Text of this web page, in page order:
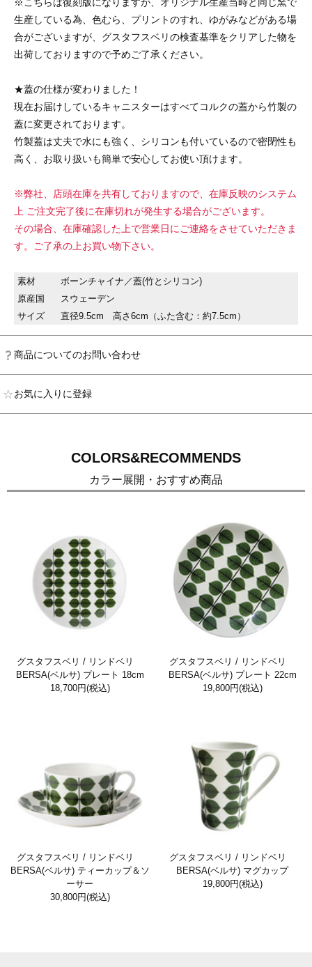
生産している為、色むら、プリントのすれ、ゆがみなどがある場
合がございますが、グスタフスベリの検査基準をクリアした物を
出荷しておりますので予めご了承ください。
★蓋の仕様が変わりました！
現在お届けしているキャニスターはすべてコルクの蓋から竹製の
蓋に変更されております。
竹製蓋は丈夫で水にも強く、シリコンも付いているので密閉性も
高く、お取り扱いも簡単で安心してお使い頂けます。
※弊社、店頭在庫を共有しておりますので、在庫反映のシステム
上 ご注文完了後に在庫切れが発生する場合がございます。
その場合、在庫確認した上で営業日にご連絡をさせていただきま
す。ご了承の上お買い物下さい。
素材
ボーンチャイナ／蓋(竹とシリコン)
原産国
スウェーデン
サイズ
直径9.5cm 高さ6cm（ふた含む：約7.5cm）
商品についてのお問い合わせ
お気に入りに登録
COLORS&RECOMMENDS
カラー展開・おすすめ商品
グスタフスベリ / リンドベリ
BERSA(ベルサ) プレート 18cm
18,700円(税込)
グスタフスベリ / リンドベリ
BERSA(ベルサ) プレート 22cm
19,800円(税込)
グスタフスベリ / リンドベリ
BERSA(ベルサ) ティーカップ＆ソ
ーサー
30,800円(税込)
グスタフスベリ / リンドベリ
BERSA(ベルサ) マグカップ
19,800円(税込)